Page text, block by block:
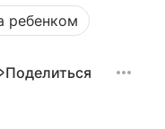
ребенком
Поделиться